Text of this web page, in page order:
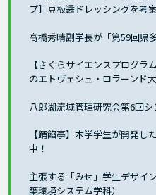
プ】豆板醤ドレッシングを考
高橋秀晴副学長が「第59回県
【さくらサイエンスプログラ
のエトヴェシュ・ロラーンド
八郎湖流域管理研究会第6回
【踊餡亭】本学学生が開発し
中！
主張する「みせ」学生デザイ
築環境システム学科）